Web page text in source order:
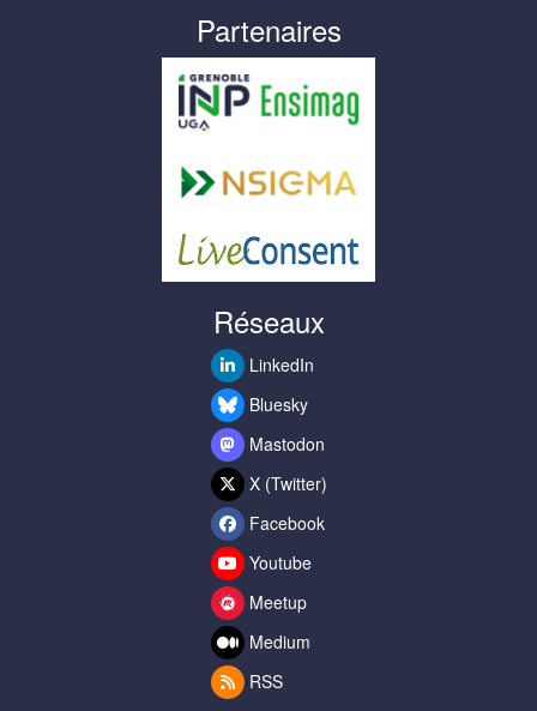
Partenaires
Réseaux
LinkedIn
Bluesky
Mastodon
X (Twitter)
Facebook
Youtube
Meetup
Medium
RSS